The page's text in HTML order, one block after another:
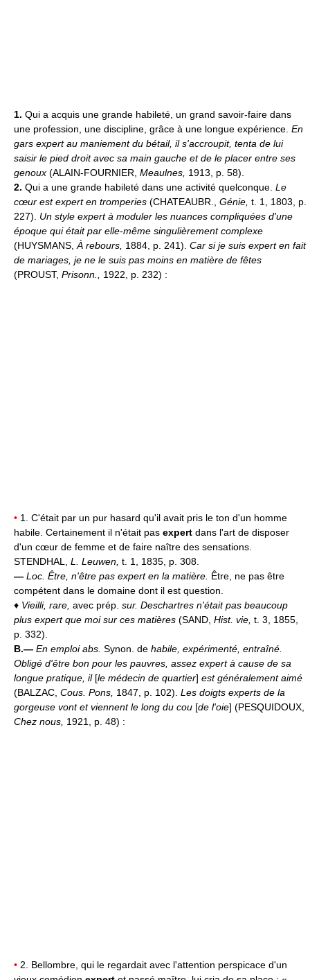
1. Qui a acquis une grande habileté, un grand savoir-faire dans
une profession, une discipline, grâce à une longue expérience. En
gars expert au maniement du bétail, il s'accroupit, tenta de lui
saisir le pied droit avec sa main gauche et de le placer entre ses
genoux (ALAIN-FOURNIER, Meaulnes, 1913, p. 58).
2. Qui a une grande habileté dans une activité quelconque. Le
cœur est expert en tromperies (CHATEAUBR., Génie, t. 1, 1803, p.
227). Un style expert à moduler les nuances compliquées d'une
époque qui était par elle-même singulièrement complexe
(HUYSMANS,À rebours, 1884, p. 241). Car si je suis expert en fait
de mariages, je ne le suis pas moins en matière de fêtes
(PROUST, Prisonn., 1922, p. 232) :
• 1. C'était par un pur hasard qu'il avait pris le ton d'un homme
habile. Certainement il n'était pas expert dans l'art de disposer
d'un cœur de femme et de faire naître des sensations.
STENDHAL, L. Leuwen, t. 1, 1835, p. 308.
— Loc. Être, n'être pas expert en la matière. Être, ne pas être
compétent dans le domaine dont il est question.
♦ Vieilli, rare, avec prép. sur. Deschartres n'était pas beaucoup
plus expert que moi sur ces matières (SAND, Hist. vie, t. 3, 1855,
p. 332).
B.— En emploi abs. Synon. de habile, expérimenté, entraîné.
Obligé d'être bon pour les pauvres, assez expert à cause de sa
longue pratique, il[le médecin de quartier] est généralement aimé
(BALZAC, Cous. Pons, 1847, p. 102). Les doigts experts de la
gorgeuse vont et viennent le long du cou [de l'oie] (PESQUIDOUX,
Chez nous, 1921, p. 48) :
• 2. Bellombre, qui le regardait avec l'attention perspicace d'un